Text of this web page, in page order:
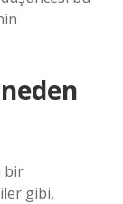
bir
gibi,